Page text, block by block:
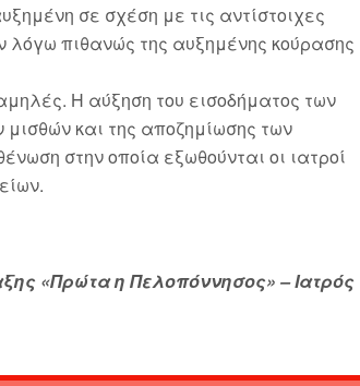
σε σχέση με τις αντίστοιχες
λόγω πιθανώς της αυξημένης κούρασης
Η αύξηση του εισοδήματος των
και της αποζημίωσης των
στην οποία εξωθούνται οι ιατροί
«Πρώτα η Πελοπόννησος» – Ιατρός